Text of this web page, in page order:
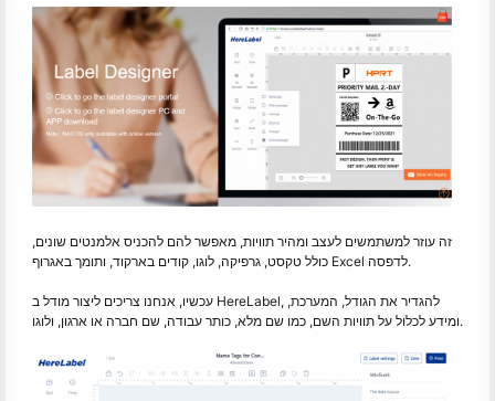
זה עוזר למשתמשים לעצב ומהיר תוויות, מאפשר להם להכניס אלמנטים שונים,
כולל טקסט, גרפיקה, לוגו, קודים בארקוד, ותומך באגרוף Excel לדפסה.
עכשיו, אנחנו צריכים ליצור מודל ב HereLabel, להגדיר את הגודל, המערכת,
ומידע לכלול על תוויות השם, כמו שם מלא, כותר עבודה, שם חברה או ארגון, ולוגו.